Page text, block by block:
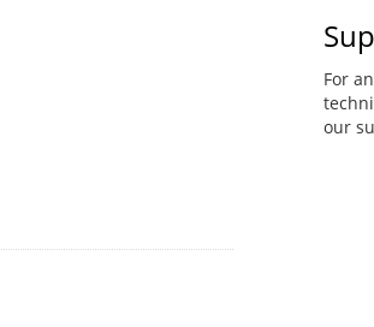
For
our